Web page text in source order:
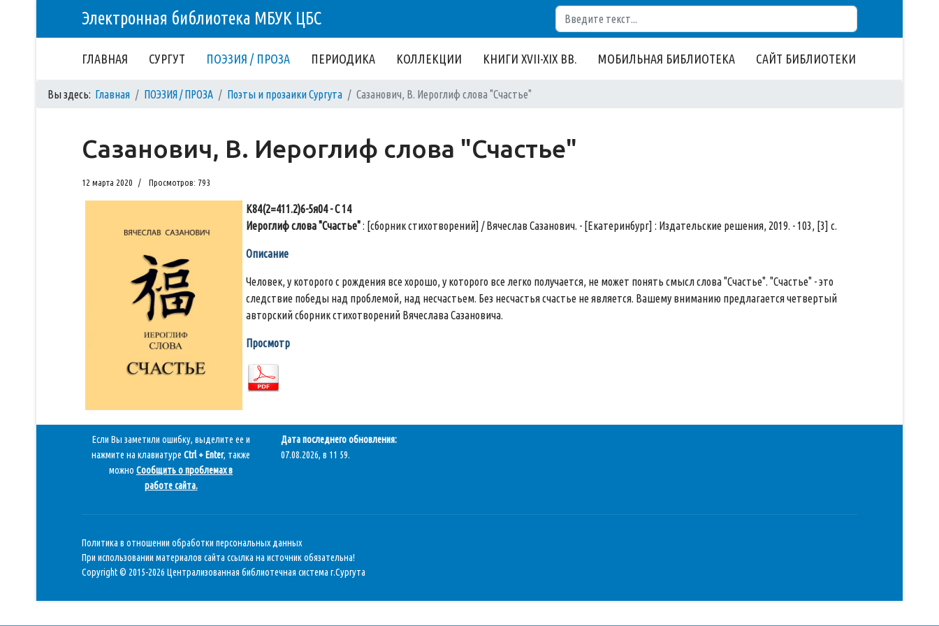
Электронная библиотека МБУК ЦБС
ГЛАВНАЯ СУРГУТ ПОЭЗИЯ / ПРОЗА ПЕРИОДИКА КОЛЛЕКЦИИ КНИГИ XVII-XIX ВВ. МОБИЛЬНАЯ БИБЛИОТЕКА САЙТ БИБЛИОТЕКИ
Вы здесь: Главная ПОЭЗИЯ / ПРОЗА Поэты и прозаики Сургута Сазанович, В. Иероглиф слова "Счастье"
Сазанович, В. Иероглиф слова "Счастье"
12 марта 2020 Просмотров: 793
К84(2=411.2)6-5я04 - С 14
Иероглиф слова "Счастье": [сборник стихотворений] / Вячеслав Сазанович. - [Екатеринбург] : Издательские решения, 2019. - 103, [3] с.
Описание
Человек, у которого с рождения все хорошо, у которого все легко получается, не может понять смысл слова "Счастье". "Счастье" - это
следствие победы над проблемой, над несчастьем. Без несчастья счастье не является. Вашему вниманию предлагается четвертый
авторский сборник стихотворений Вячеслава Сазановича.
Просмотр
Если Вы заметили ошибку, выделите ее и
нажмите на клавиатуре Ctrl + Enter, также
можно Сообщить о проблемах в
работе сайта.
Дата последнего обновления:
07.08.2026, в 11 59.
Политика в отношении обработки персональных данных
При использовании материалов сайта ссылка на источник обязательна!
Copyright © 2015-2026 Централизованная библиотечная система г.Сургута